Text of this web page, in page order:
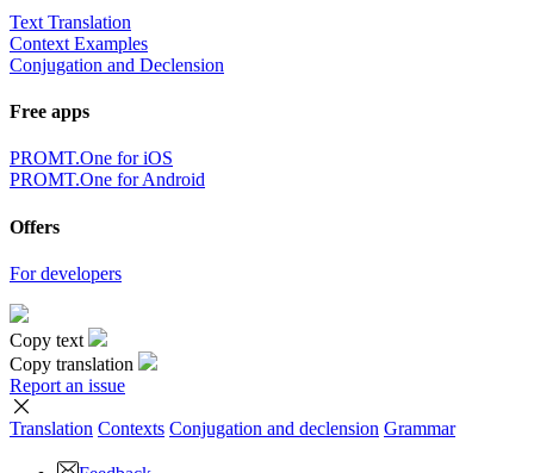
Text Translation
Context Examples
Conjugation and Declension
Free apps
PROMT.One for iOS
PROMT.One for Android
Offers
For developers
Copy text
Copy translation
Report an issue
Translation Contexts Conjugation and declension Grammar